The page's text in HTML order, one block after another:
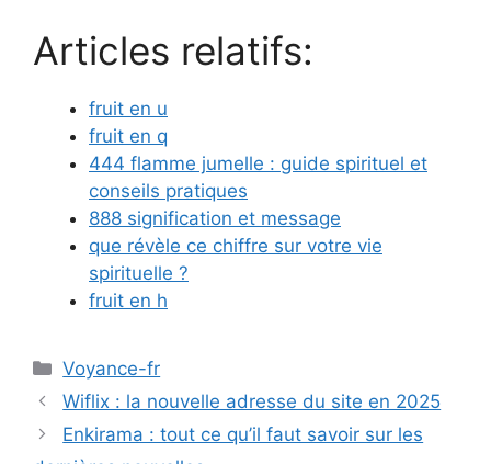
Articles relatifs:
fruit en u
fruit en q
444 flamme jumelle : guide spirituel et
conseils pratiques
888 signification et message
que révèle ce chiffre sur votre vie
spirituelle ?
fruit en h
Catégories
Voyance-fr
Wiflix : la nouvelle adresse du site en 2025
Enkirama : tout ce qu’il faut savoir sur les